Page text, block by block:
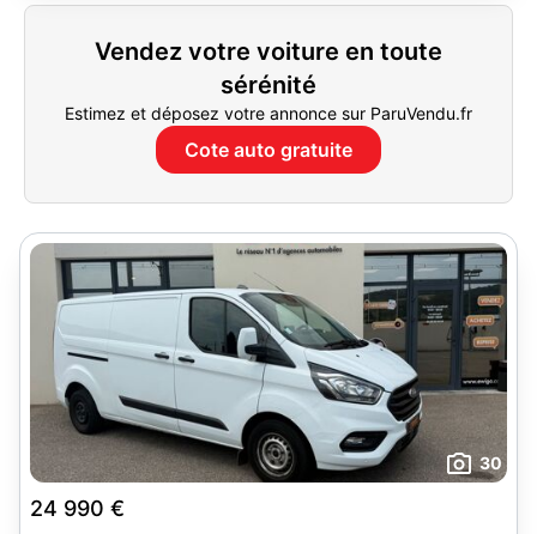
Vendez votre voiture en toute
sérénité
Estimez et déposez votre annonce sur ParuVendu.fr
Cote auto gratuite
30
24 990 €